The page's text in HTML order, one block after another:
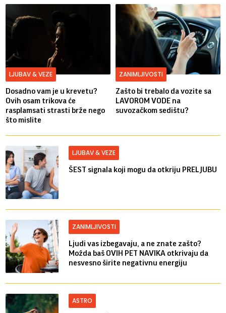
LJUBAV & VEZE
Dosadno vam je u krevetu?
Ovih osam trikova će
rasplamsati strasti brže nego
što mislite
ZANIMLJIVOSTI
Zašto bi trebalo da vozite sa
LAVOROM VODE na
suvozačkom sedištu?
LJUBAV & VEZE
ŠEST signala koji mogu da otkriju PRELJUBU
ZANIMLJIVOSTI
Ljudi vas izbegavaju, a ne znate zašto?
Možda baš OVIH PET NAVIKA otkrivaju da
nesvesno širite negativnu energiju
ASTRO